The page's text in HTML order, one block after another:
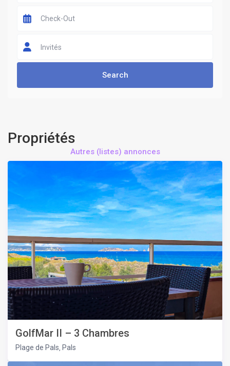
Invités
Propriétés
Autres (listes) annonces
GolfMar II – 3 Chambres
Plage de Pals, Pals